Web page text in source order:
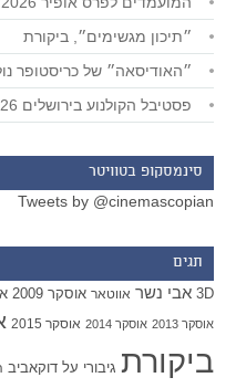
״תיכון מגשימים״, ביקורת
״האודיסאה״ של כריסטופר
פסטיבל הקולנוע בירושלים 2026: שמונה או תשע המלצות
סינמסקופ בטוויטר
Tweets by @cinemascopian
תגים
3D אבי נשר אווטאר אוסקר 2009
אוסקר 2013 אוסקר 2014 אוסקר 2015
ביקורת גיבורי על דוקאביב